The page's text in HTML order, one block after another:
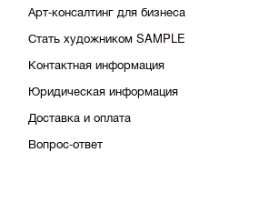
Арт-консалтинг для бизнеса
Стать художником SAMPLE
Контактная информация
Юридическая информация
Доставка и оплата
Вопрос-ответ